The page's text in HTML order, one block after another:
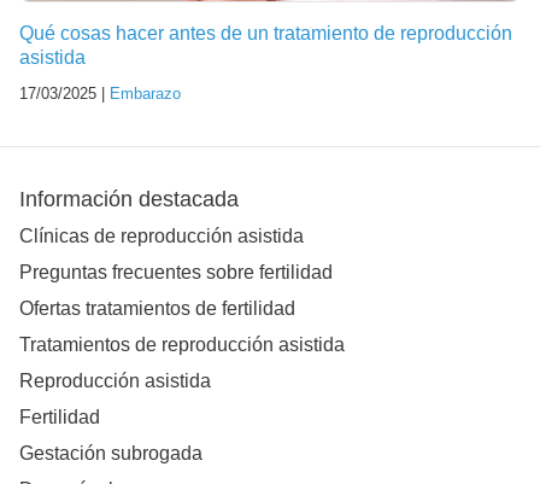
Qué cosas hacer antes de un tratamiento de reproducción
asistida
17/03/2025 | Embarazo
Información destacada
Clínicas de reproducción asistida
Preguntas frecuentes sobre fertilidad
Ofertas tratamientos de fertilidad
Tratamientos de reproducción asistida
Reproducción asistida
Fertilidad
Gestación subrogada